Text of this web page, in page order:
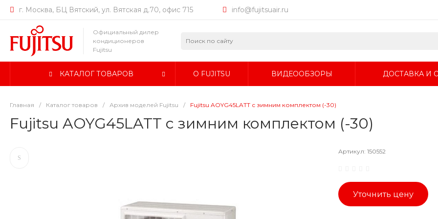
г. Москва, БЦ Вятский, ул. Вятская д.70, офис 715 info@fujitsuair.ru
Официальный дилер
кондиционеров
Fujitsu
КАТАЛОГ ТОВАРОВ О FUJITSU ВИДЕООБЗОРЫ ДОСТАВКА И
Главная / Каталог товаров / Архив моделей Fujitsu / Fujitsu AOYG45LATT с зимним комплектом (-30)
Fujitsu AOYG45LATT с зимним комплектом (-30)
Артикул: 150552
Уточнить цену